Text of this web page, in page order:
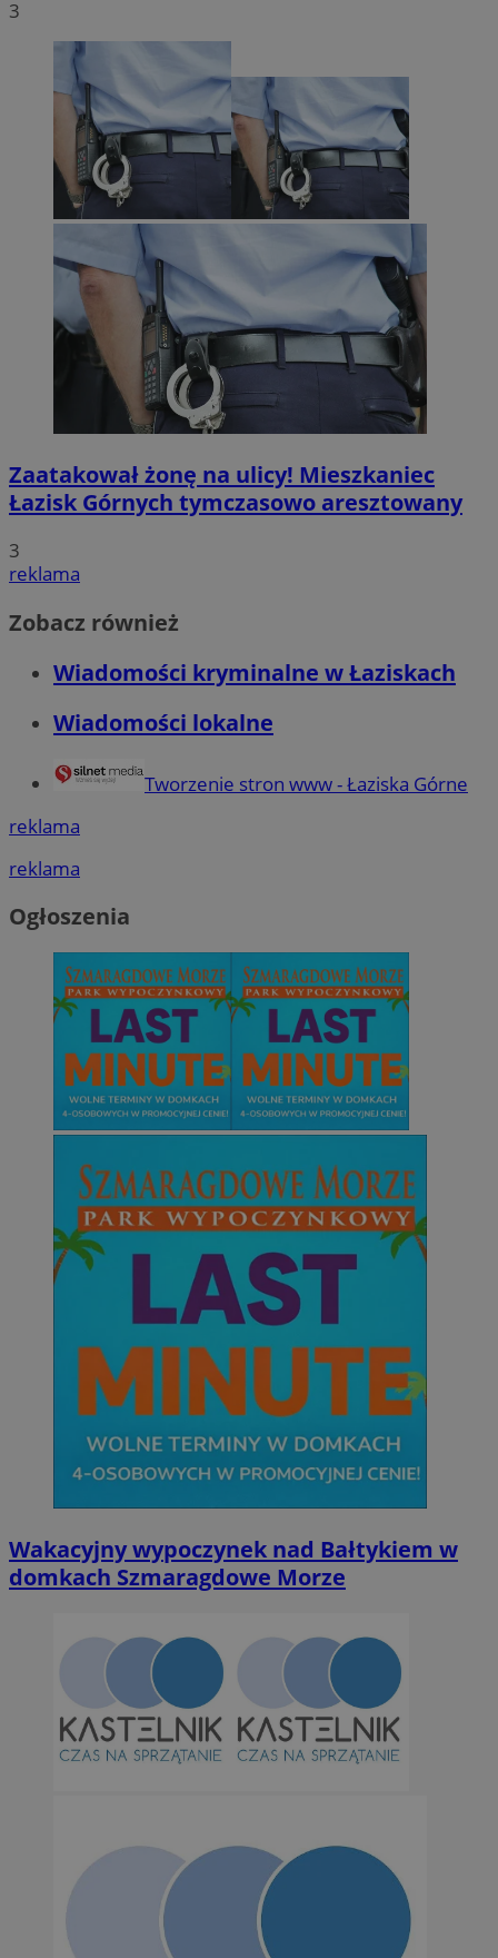
3
Zaatakował żonę na ulicy! Mieszkaniec
Łazisk Górnych tymczasowo aresztowany
3
reklama
Zobacz również
Wiadomości kryminalne w Łaziskach
Wiadomości lokalne
Tworzenie stron www - Łaziska Górne
reklama
reklama
Ogłoszenia
Wakacyjny wypoczynek nad Bałtykiem w
domkach Szmaragdowe Morze